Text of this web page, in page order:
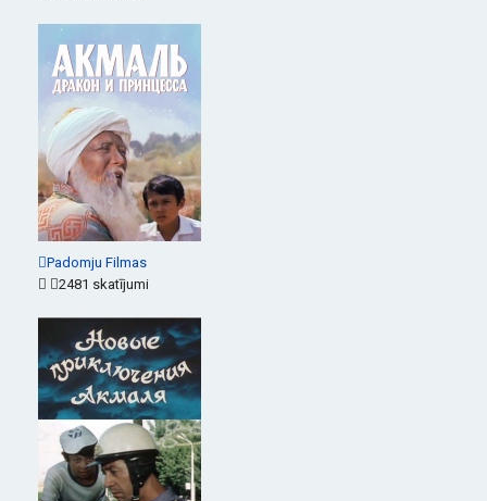
Padomju Filmas
2481 skatījumi